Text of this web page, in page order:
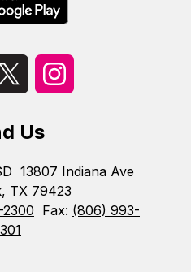
Us
13807 Indiana Ave
TX 79423
Fax: (806) 993-